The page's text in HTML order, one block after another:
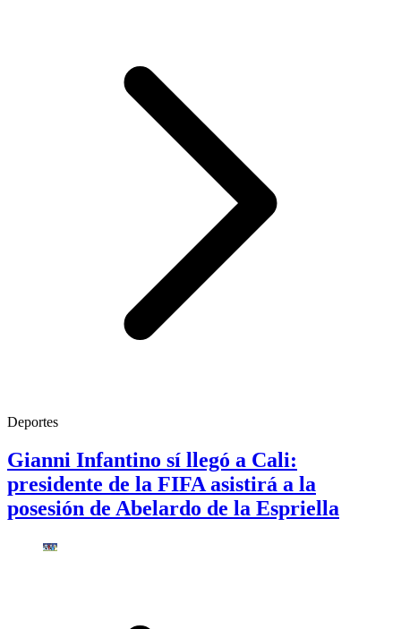
Deportes
Gianni Infantino sí llegó a Cali:
presidente de la FIFA asistirá a la
posesión de Abelardo de la Espriella